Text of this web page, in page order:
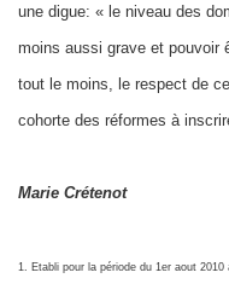
une digue: « le niveau des
moins aussi grave et pouvoir
tout le moins, le respect de
cohorte des réformes à
Marie Crétenot
1. Etabli pour la période du 1er aout 2010